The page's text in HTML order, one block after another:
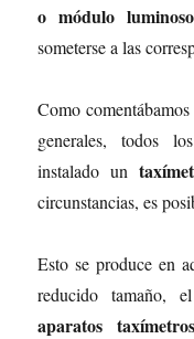
o módulo luminoso
someterse a las
Como
generales, todos
instalado un
circunstancias, es
Esto se produce en
reducido tamaño,
aparatos taxímetros